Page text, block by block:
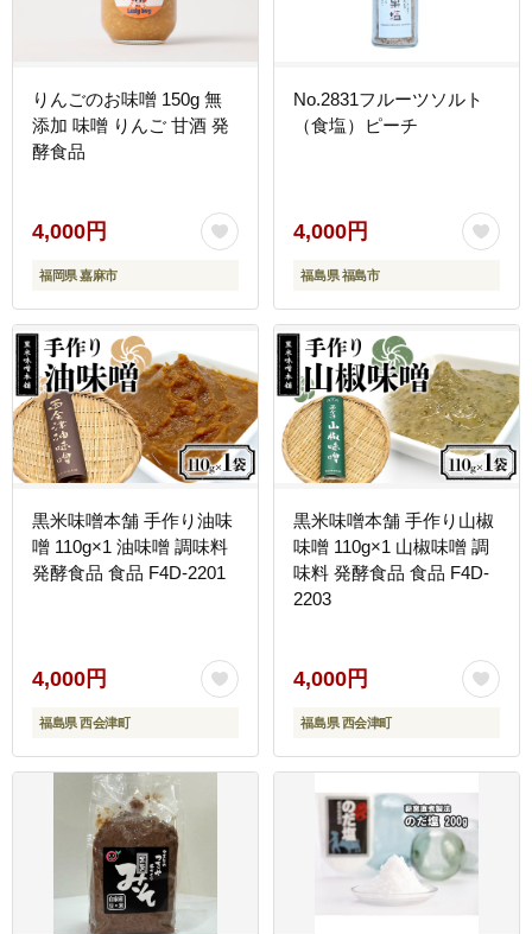
りんごのお味噌 150g 無
添加 味噌 りんご 甘酒 発
酵食品
4,000円
福岡県 嘉麻市
No.2831フルーツソルト
（食塩）ピーチ
4,000円
福島県 福島市
黒米味噌本舗 手作り油味
噌 110g×1 油味噌 調味料
発酵食品 食品 F4D-2201
4,000円
福島県 西会津町
黒米味噌本舗 手作り山椒
味噌 110g×1 山椒味噌 調
味料 発酵食品 食品 F4D-
2203
4,000円
福島県 西会津町